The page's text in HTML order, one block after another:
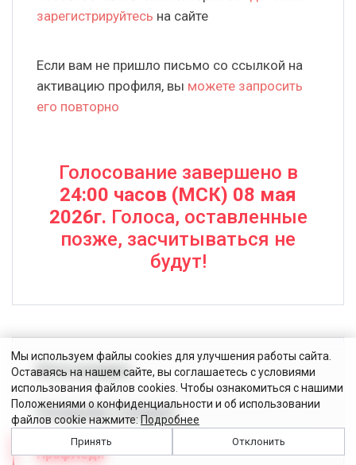
зарегистрируйтесь на сайте
Если вам не пришло письмо со ссылкой на
активацию профиля, вы можете запросить
его повторно
Голосование завершено в
24:00 часов (МСК) 08 мая
2026г. Голоса, оставленные
позже, засчитываться не
будут!
Итоги конкурса
Положение о конкурсе
ПрофЛеди
Мы используем файлы cookies для улучшения работы сайта.
Оставаясь на нашем сайте, вы соглашаетесь с условиями
использования файлов cookies. Чтобы ознакомиться с нашими
Положениями о конфиденциальности и об использовании
файлов cookie нажмите: Подробнее
Принять Отклонить